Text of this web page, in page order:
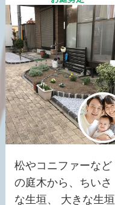
松やコニファーなど
の庭木から、ちいさ
な生垣、 大きな生垣